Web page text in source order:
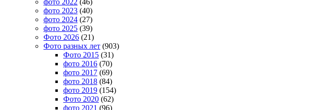
фото 2023 (40)
фото 2024 (27)
фото 2025 (39)
Фото 2026 (21)
Фото разных лет (903)
Фото 2015 (31)
фото 2016 (70)
фото 2017 (69)
фото 2018 (84)
фото 2019 (154)
Фото 2020 (62)
фото 2021 (96)